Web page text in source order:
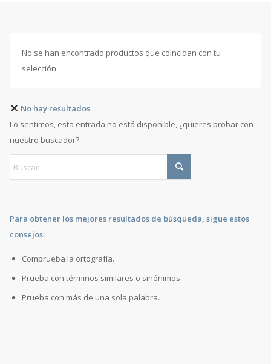
No se han encontrado productos que coincidan con tu
selección.
No hay resultados
Lo sentimos, esta entrada no está disponible, ¿quieres probar con
nuestro buscador?
Para obtener los mejores resultados de búsqueda, sigue estos
consejos:
Comprueba la ortografía.
Prueba con términos similares o sinónimos.
Prueba con más de una sola palabra.